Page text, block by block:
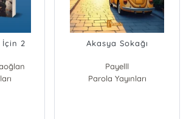
İçin 2 Akasya Sokağı
Payelll
Parola Yayınları